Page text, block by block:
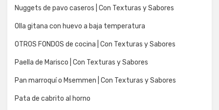
Nuggets de pavo caseros | Con Texturas y Sabores
Olla gitana con huevo a baja temperatura
OTROS FONDOS de cocina | Con Texturas y Sabores
Paella de Marisco | Con Texturas y Sabores
Pan marroquí o Msemmen | Con Texturas y Sabores
Pata de cabrito al horno